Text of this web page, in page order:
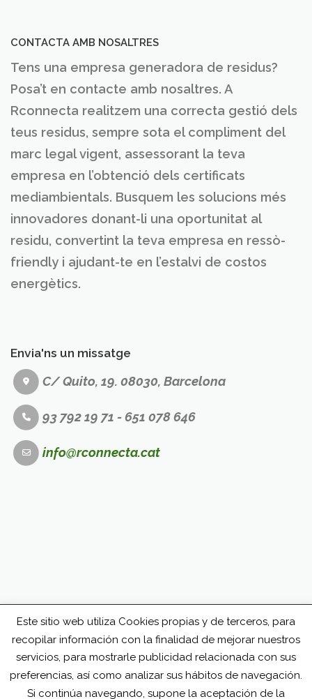
CONTACTA AMB NOSALTRES
Tens una empresa generadora de residus?
Posa’t en contacte amb nosaltres. A
Rconnecta realitzem una correcta gestió dels
teus residus, sempre sota el compliment del
marc legal vigent, assessorant la teva
empresa en l’obtenció dels certificats
mediambientals. Busquem les solucions més
innovadores donant-li una oportunitat al
residu, convertint la teva empresa en ressò-
friendly i ajudant-te en l’estalvi de costos
energètics.
Envia'ns un missatge
C/ Quito, 19. 08030, Barcelona
93 792 19 71 - 651 078 646
info@rconnecta.cat
Este sitio web utiliza Cookies propias y de terceros, para
recopilar información con la finalidad de mejorar nuestros
servicios, para mostrarle publicidad relacionada con sus
preferencias, así como analizar sus hábitos de navegación.
Si continúa navegando, supone la aceptación de la